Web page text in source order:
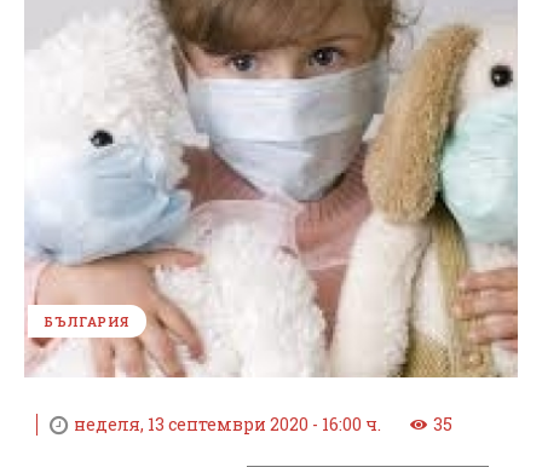
БЪЛГАРИЯ
неделя, 13 септември 2020 - 16:00 ч. 35